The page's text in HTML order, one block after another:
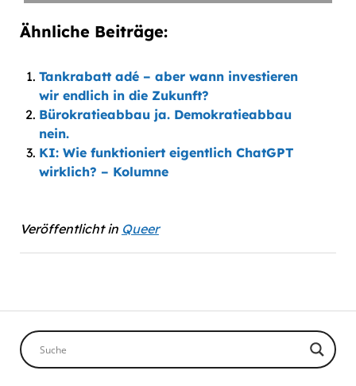
Ähnliche Beiträge:
Tankrabatt adé – aber wann investieren
wir endlich in die Zukunft?
Bürokratieabbau ja. Demokratieabbau
nein.
KI: Wie funktioniert eigentlich ChatGPT
wirklich? – Kolumne
Veröffentlicht in Queer